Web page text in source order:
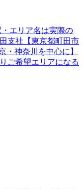
エリア名は実際の
支社【東京都町田市
・神奈川を中心に】
ご希望エリアになる